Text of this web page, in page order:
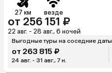
27 км везде
от 256 151 ₽
22 авг. - 28 авг., 6 ночей
Выгодные туры на соседние даты
от 263 815 ₽
24 авг. - 31 авг., 7 н.